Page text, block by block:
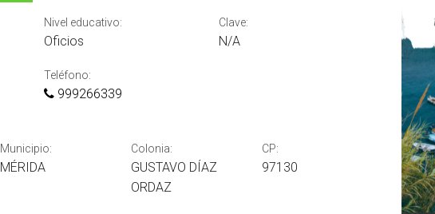
Nivel educativo:
Oficios
Clave:
N/A
Teléfono:
999266339
Municipio:
MÉRIDA
Colonia:
GUSTAVO DÍAZ
ORDAZ
CP:
97130